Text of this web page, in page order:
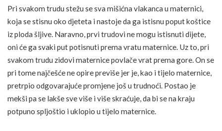
Pri svakom trudu stežu se sva mišićna vlakanca u maternici,
koja se stisnu oko djeteta i nastoje da ga istisnu poput koštice
iz ploda šljive. Naravno, prvi trudovi ne mogu istisnuti dijete,
oni će ga svaki put potisnuti prema vratu maternice. Uz to, pri
svakom trudu zidovi maternice povlače vrat prema gore. On se
pri tome najčešće ne opire previše jer je, kao i tijelo maternice,
pretrpio odgovarajuće promjene još u trudnoći. Postao je
mekši pa se lakše sve više i više skraćuje, da bi se na kraju
potpuno spljoštio i uklopio u tijelo maternice.